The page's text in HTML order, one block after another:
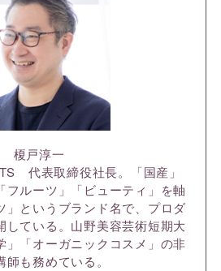
榎戸淳一
代表取締役社長。「国産」
フルーツ」「ビューティ」を軸
」というブランド名で、プロダ
している。山野美容芸術短期大
」「オーガニックコスメ」の非
師も務めている。